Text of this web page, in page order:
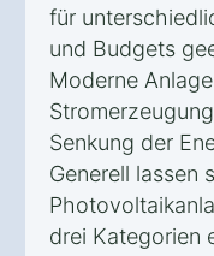
für
und Budgets
Moderne
Senkung der
Generell lassen
drei Kategorien